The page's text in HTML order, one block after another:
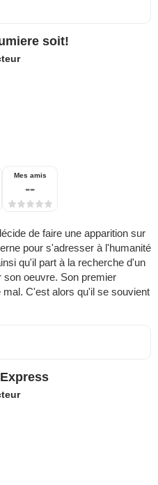
soit!
Mes amis
--
de faire une apparition sur
pour s'adresser à l'humanité
qu'il part à la recherche d'un
son oeuvre. Son premier
C'est alors qu'il se souvient